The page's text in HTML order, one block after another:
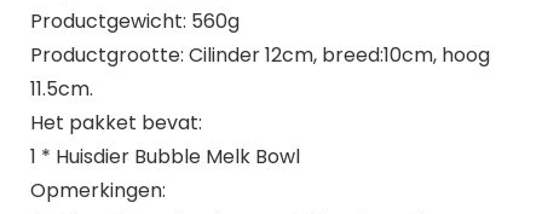
Productgewicht: 560g
Productgrootte: Cilinder 12cm, breed:10cm, hoog
11.5cm.
Het pakket bevat:
1 * Huisdier Bubble Melk Bowl
Opmerkingen: